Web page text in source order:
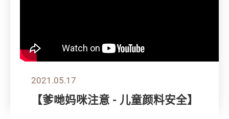
2021.05.17
【爹哋妈咪注意 - 儿童颜料安全】